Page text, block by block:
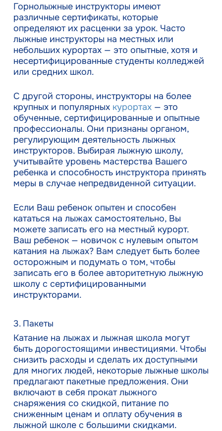
Горнолыжные инструкторы имеют
различные сертификаты, которые
определяют их расценки за урок. Часто
лыжные инструкторы на местных или
небольших курортах — это опытные, хотя и
несертифицированные студенты колледжей
или средних школ.
С другой стороны, инструкторы на более
крупных и популярных курортах— это
обученные, сертифицированные и опытные
профессионалы. Они признаны органом,
регулирующим деятельность лыжных
инструкторов. Выбирая лыжную школу,
учитывайте уровень мастерства Вашего
ребенка и способность инструктора принять
меры в случае непредвиденной ситуации.
Если Ваш ребенок опытен и способен
кататься на лыжах самостоятельно, Вы
можете записать его на местный курорт.
Ваш ребенок — новичок с нулевым опытом
катания на лыжах? Вам следует быть более
осторожным и подумать о том, чтобы
записать его в более авторитетную лыжную
школу с сертифицированными
инструкторами.
3. Пакеты
Катание на лыжах и лыжная школа могут
быть дорогостоящими инвестициями. Чтобы
снизить расходы и сделать их доступными
для многих людей, некоторые лыжные школы
предлагают пакетные предложения. Они
включают в себя прокат лыжного
снаряжения со скидкой, питание по
сниженным ценам и оплату обучения в
лыжной школе с большими скидками.